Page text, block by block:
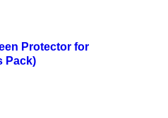
Protector for
Pack)